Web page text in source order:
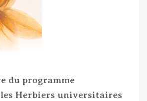
du programme
les Herbiers universitaires